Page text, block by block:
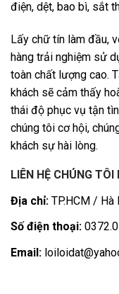
điện, dệt, bao bì, sắt
Lấy chữ tín làm đầu,
hàng trải nghiệm sử
toàn chất lượng cao.
khách sẽ cảm thấy
thái độ phục vụ tận
chúng tôi cơ hội,
khách sự hài lòng.
LIÊN HỆ CHÚNG TÔI
Địa chỉ: TP.HCM / Hà
Số điện thoại:
Email: